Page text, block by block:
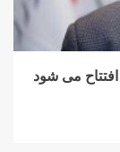
می شود